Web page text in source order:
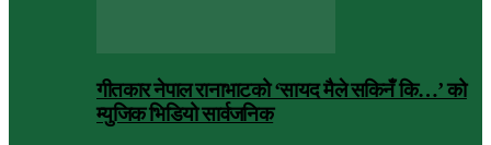
गीतकार नेपाल रानाभाटको ‘सायद मैले सकिनँ कि…’ को
म्युजिक भिडियो सार्वजनिक